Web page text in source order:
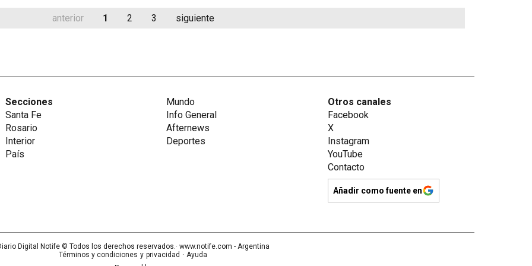
anterior 1 2 3 siguiente
Secciones
Santa Fe
Rosario
Interior
País
Mundo
Info General
Afternews
Deportes
Otros canales
Facebook
X
Instagram
YouTube
Contacto
Añadir como fuente en
Digital Notife© Todos los derechos reservados.· www.notife.com - Argentina
Términos y condiciones y privacidad · Ayuda